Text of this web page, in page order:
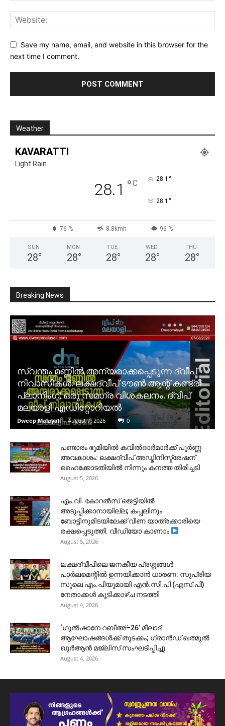
Save my name, email, and website in this browser for the
next time I comment.
Weather
KAVARATTI
Light Rain
28.1 °C 28.1 °
28.1 °
76 % 8.8kmh 96 %
SUN
28°
MON
28°
TUE
28°
WED
28°
THU
28°
Breaking News
സ്വന്തം മണ്ണിൽ അന്യരാക്കപ്പെടുന്ന ദ്വീപ്
നിവാസികൾ. ലക്ഷദ്വീപ് ടൗൺ ആന്റ് കണ്ട്രി
പ്ലാനിംഗ്; ഒരു സമഗ്ര വിശകലനം. ദ്വീപ്
മലയാളി എഡിറ്റോറിയൽ
Dweep Malayali - August 7, 2026 0
പണ്ടാരം ഭൂമിയിൽ കവിൽദാർമാർക്ക് പൂർണ്ണ
അവകാശം: ലക്ഷദ്വീപ് അഡ്മിനിസ്ട്രേഷന്
ഹൈക്കോടതിയിൽ നിന്നും കനത്ത തിരിച്ചടി
August 5, 2026
​എം.വി. കോറൽസ് ജെട്ടിയിൽ
അടുപ്പിക്കാനായില്ല; കപ്പലിനും
ബോട്ടിനുമിടയിലേക്ക് വീണ യാത്രക്കാരിയെ
രക്ഷപ്പെടുത്തി. വീഡിയോ കാണാം
August 5, 2026
ലക്ഷദ്വീപിലെ ജനകീയ പ്രശ്നങ്ങൾ
പാർലമെന്റിൽ ഉന്നയിക്കാൻ ധാരണ: സുപ്രിയ
സുലെ എം.പിയുമായി എൻ.സി.പി (എസ്.പി)
നേതാക്കൾ കൂടിക്കാഴ്ച നടത്തി
August 4, 2026
‘ഗുൽഷാനേ റബീഅ്–26’ മീലാദ്
ആഘോഷങ്ങൾക്ക് തുടക്കം; ഗ്രാൻഡ് ഖത്മുൽ
ഖുർആൻ മജ്‌ലിസ് സംഘടിപ്പിച്ചു
August 4, 2026